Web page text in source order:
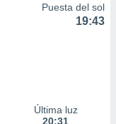
Puesta del sol
19:43
Última luz
20:31